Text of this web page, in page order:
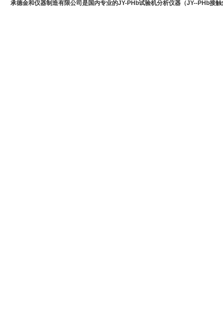
承德金和仪器制造有限公司是国内专业的JY-PHb试验机分析仪器（JY--PHb接